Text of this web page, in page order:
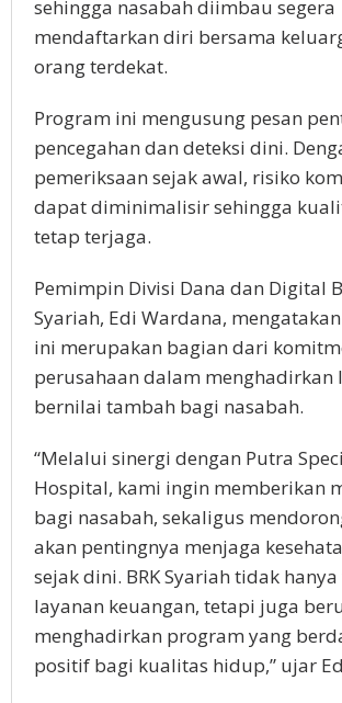
sehingga nasabah diimbau segera
mendaftarkan diri bersama
orang terdekat.
Program ini mengusung pesan
pencegahan dan deteksi dini.
pemeriksaan sejak awal, risiko
dapat diminimalisir sehingga
tetap terjaga.
Pemimpin Divisi Dana dan Digital
Syariah, Edi Wardana,
ini merupakan bagian dari
perusahaan dalam menghadirkan
bernilai tambah bagi nasabah.
“Melalui sinergi dengan Putra
Hospital, kami ingin memberikan
bagi nasabah, sekaligus
akan pentingnya menjaga
sejak dini. BRK Syariah tidak
layanan keuangan, tetapi juga
menghadirkan program yang
positif bagi kualitas hidup,” ujar